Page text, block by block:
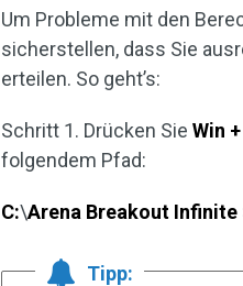
Um Probleme mit den
sicherstellen, dass Sie
erteilen. So geht’s:
Schritt 1. Drücken SieWin
folgendem Pfad:
C:\Arena Breakout Infinite
Tipp: